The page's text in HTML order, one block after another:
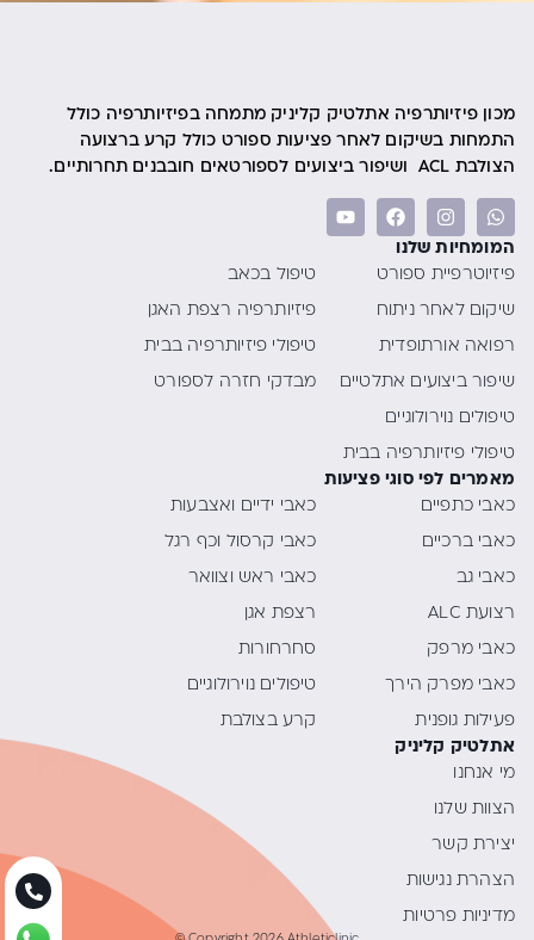
מכון פיזיותרפיה אתלטיק קליניק מתמחה בפיזיותרפיה כולל
התמחות בשיקום לאחר פציעות ספורט כולל קרע ברצועה
הצולבת ACL ושיפור ביצועים לספורטאים חובבנים תחרותיים.
המומחיות שלנו
פיזיוטרפיית ספורט
שיקום לאחר ניתוח
רפואה אורתופדית
שיפור ביצועים אתלטיים
טיפולים נוירולוגיים
טיפולי פיזיותרפיה בבית
טיפול בכאב
פיזיותרפיה רצפת האגן
טיפולי פיזיותרפיה בבית
מבדקי חזרה לספורט
מאמרים לפי סוגי פציעות
כאבי כתפיים
כאבי ברכיים
כאבי גב
רצועת ALC
כאבי מרפק
כאבי מפרק הירך
פעילות גופנית
כאבי ידיים ואצבעות
כאבי קרסול וכף רגל
כאבי ראש וצוואר
רצפת אגן
סחרחורות
טיפולים נוירולוגיים
קרע בצולבת
אתלטיק קליניק
מי אנחנו
הצוות שלנו
יצירת קשר
הצהרת נגישות
מדיניות פרטיות